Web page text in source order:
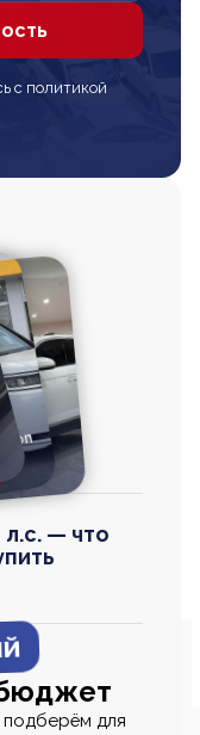
с политикой
— что
подберём для